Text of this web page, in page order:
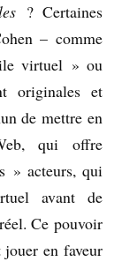
? Certaines
– comme
virtuel » ou
originales et
de mettre en
qui offre
» acteurs, qui
avant de
Ce pouvoir
en faveur